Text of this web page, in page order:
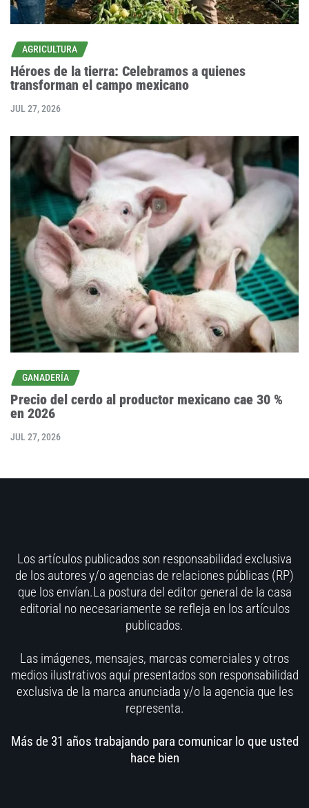
AGRICULTURA
Héroes de la tierra: Celebramos a quienes
transforman el campo mexicano
JUL 27, 2026
GANADERÍA
Precio del cerdo al productor mexicano cae 30 %
en 2026
JUL 27, 2026
Los artículos publicados son responsabilidad exclusiva
de los autores y/o agencias de relaciones públicas (RP)
que los envían.La postura del editor general de la casa
editorial no necesariamente se refleja en los artículos
publicados.
Las imágenes, mensajes, marcas comerciales y otros
medios ilustrativos aquí presentados son responsabilidad
exclusiva de la marca anunciada y/o la agencia que les
representa.
Más de 31 años trabajando para comunicar lo que usted
hace bien